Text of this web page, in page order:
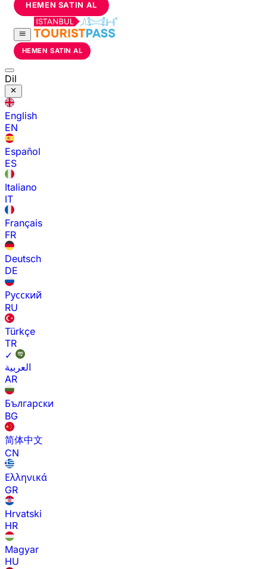
HEMEN SATIN AL
HEMEN SATIN AL
Dil
English
EN
Español
ES
Italiano
IT
Français
FR
Deutsch
DE
Русский
RU
Türkçe
TR
✓
العربية
AR
Български
BG
简体中文
CN
Ελληνικά
GR
Hrvatski
HR
Magyar
HU